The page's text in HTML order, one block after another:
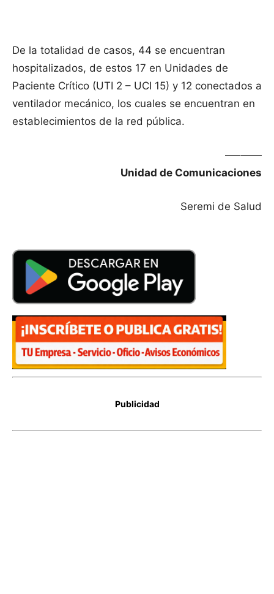
De la totalidad de casos, 44 se encuentran
hospitalizados, de estos 17 en Unidades de
Paciente Crítico (UTI 2 – UCI 15) y 12 conectados a
ventilador mecánico, los cuales se encuentran en
establecimientos de la red pública.
—–——
Unidad de Comunicaciones
Seremi de Salud
Publicidad